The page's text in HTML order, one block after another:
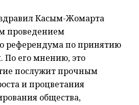
Касым-Жомарта
проведением
референдума по принятию
По его мнению, это
послужит прочным
и процветания
общества,